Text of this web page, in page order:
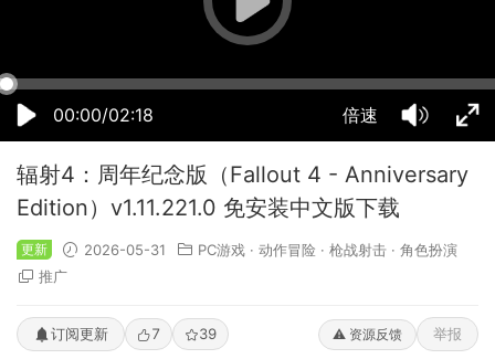
00:00/02:18 倍速
辐射4：周年纪念版（Fallout 4 - Anniversary
Edition）v1.11.221.0 免安装中文版下载
更新 2026-05-31 PC游戏 · 动作冒险 · 枪战射击 · 角色扮演
推广
订阅更新 7 39 ⚠️ 资源反馈 举报